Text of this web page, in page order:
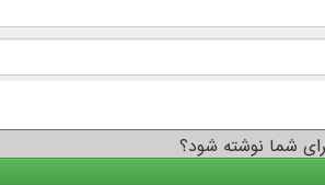
شما نوشته شود؟